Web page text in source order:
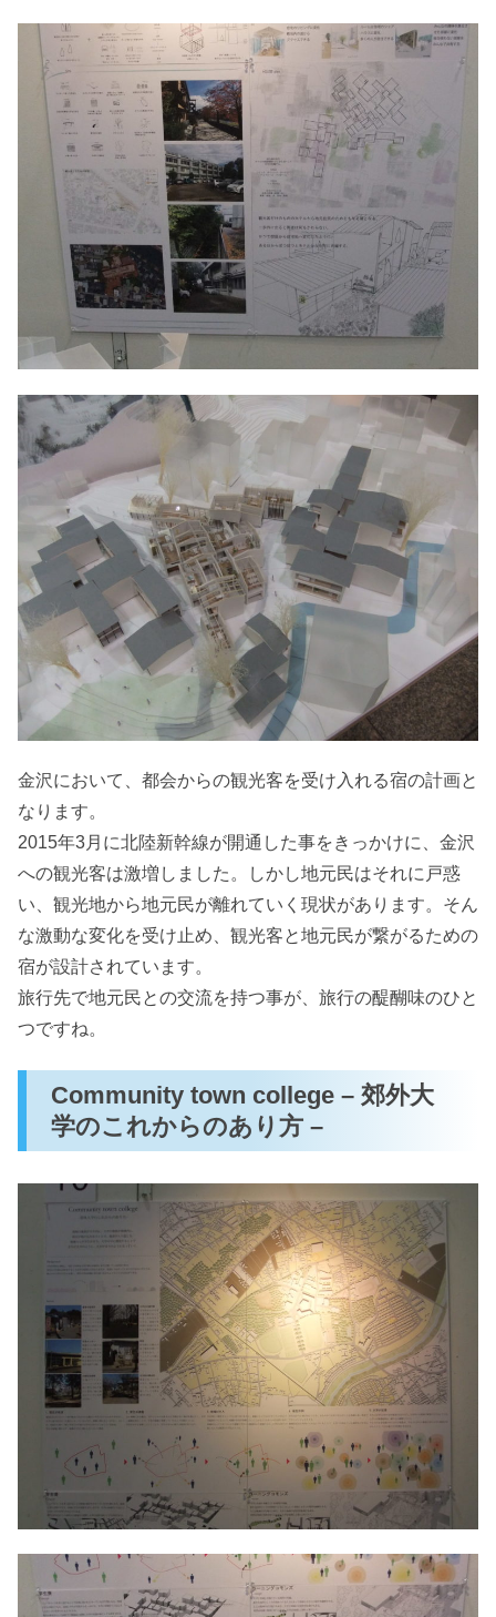
金沢において、都会からの観光客を受け入れる宿の計画と
なります。
2015年3月に北陸新幹線が開通した事をきっかけに、金沢
への観光客は激増しました。しかし地元民はそれに戸惑
い、観光地から地元民が離れていく現状があります。そん
な激動な変化を受け止め、観光客と地元民が繋がるための
宿が設計されています。
旅行先で地元民との交流を持つ事が、旅行の醍醐味のひと
つですね。
Community town college – 郊外大
学のこれからのあり方 –